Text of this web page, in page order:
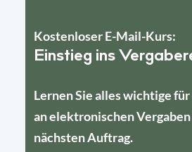
Kostenloser E-Mail-Kurs:
Einstieg ins
Lernen Sie alles wichtige
an elektronischen
nächsten Auftrag.